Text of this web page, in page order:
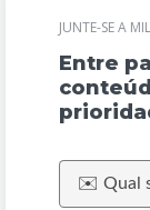
JUNTE-SE A
Entre